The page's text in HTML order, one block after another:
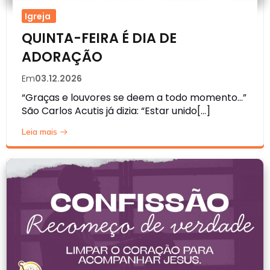
Igreja
QUINTA-FEIRA É DIA DE
ADORAÇÃO
Em03.12.2026
“Graças e louvores se deem a todo momento…”
São Carlos Acutis já dizia: “Estar unido[…]
Leia mais